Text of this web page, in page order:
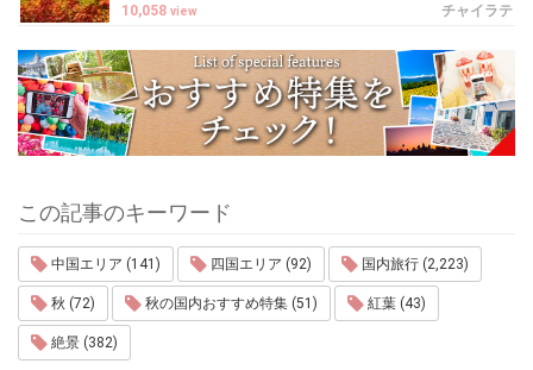
チャイラテ
10,058 view
この記事のキーワード
中国エリア (141) 四国エリア (92) 国内旅行 (2,223)
秋 (72) 秋の国内おすすめ特集 (51) 紅葉 (43)
絶景 (382)